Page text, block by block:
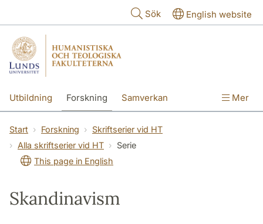
Sök English website
Utbildning Forskning Samverkan Mer
Start Forskning
Skriftserier vid HT
Alla skriftserier vid HT
Serie
This page in English
Skandinavism